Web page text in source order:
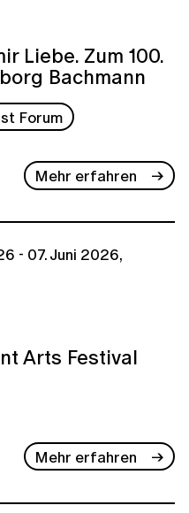
Liebe. Zum 100.
Bachmann
Forum
Mehr erfahren
- 07. Juni 2026,
Arts Festival
Mehr erfahren